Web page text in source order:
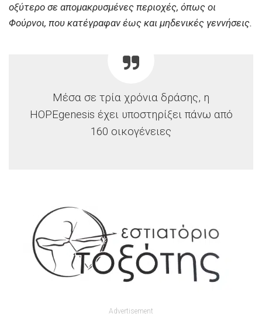
οξύτερο σε απομακρυσμένες περιοχές, όπως οι
Φούρνοι, που κατέγραφαν έως και μηδενικές γεννήσεις.
Μέσα σε τρία χρόνια δράσης, η
HOPEgenesis έχει υποστηρίξει πάνω από
160 οικογένειες
Advertisement